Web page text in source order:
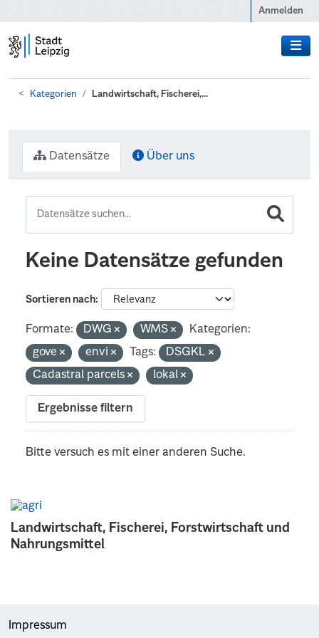
Anmelden
Kategorien Landwirtschaft, Fischerei,...
Landwirtschaft, Fischerei, Forstwirtschaft und
Nahrungsmittel
Datensätze Über uns
Keine Datensätze gefunden
Sortieren nach
Formate: DWG WMS
Kategorien:
gove
envi Tags:
DSGKL
Cadastral parcels
lokal
Ergebnisse filtern
Bitte versuch es mit einer anderen Suche.
Impressum